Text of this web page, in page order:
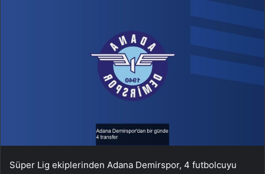
Süper Lig ekiplerinden Adana Demirspor, 4 futbolcuyu